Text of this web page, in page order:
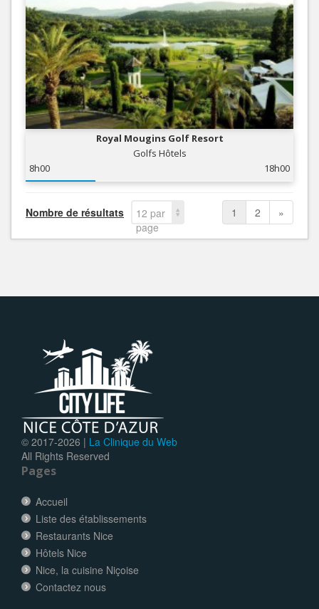
Royal Mougins Golf Resort
Golfs Hôtels
8h00
18h00
Nombre de résultats
12 par
page
1 2 »
© 2017-2026 | La Clinique du Web
All Rights Reserved
Pages
Accueil
Liste des établissements
Restaurants Nice
Hôtels Nice
Nice, la cuisine Niçoise
Contactez nous